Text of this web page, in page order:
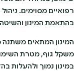
בהתאמת המינון
המינון המתאים משתנה
במינון נמוך ולהעלות